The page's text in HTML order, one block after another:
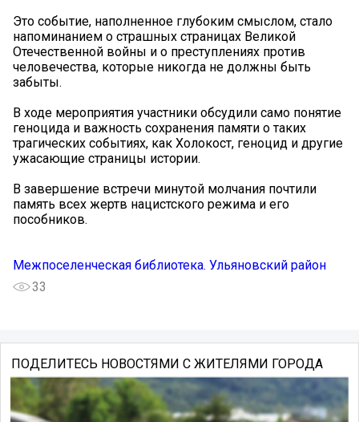
Это событие, наполненное глубоким смыслом, стало
напоминанием о страшных страницах Великой
Отечественной войны и о преступлениях против
человечества, которые никогда не должны быть
забыты.
В ходе мероприятия участники обсудили само понятие
геноцида и важность сохранения памяти о таких
трагических событиях, как Холокост, геноцид и другие
ужасающие страницы истории.
В завершение встречи минутой молчания почтили
память всех жертв нацистского режима и его
пособников.
Межпоселенческая библиотека. Ульяновский район
33
ПОДЕЛИТЕСЬ НОВОСТЯМИ С ЖИТЕЛЯМИ ГОРОДА